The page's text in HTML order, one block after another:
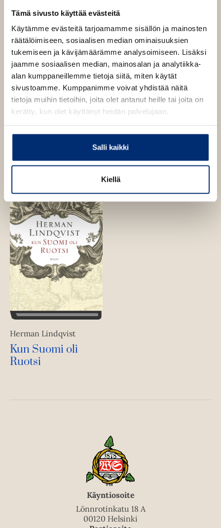
Tämä sivusto käyttää evästeitä
Käytämme evästeitä tarjoamamme sisällön ja mainosten
räätälöimiseen, sosiaalisen median ominaisuuksien
tukemiseen ja kävijämäärämme analysoimiseen. Lisäksi
jaamme sosiaalisen median, mainosalan ja analytiikka-
alan kumppaneillemme tietoja siitä, miten käytät
sivustoamme. Kumppanimme voivat yhdistää näitä
tietoja muihin tietoihin, joita olet antanut heille tai joita on
kerätty, kun olet käyttänyt heidän palvelujaan.
Salli kaikki
Kiellä
Mannerheim. Mies
Villit Vaasat
Herman Lindqvist
Kun Suomi oli
Ruotsi
Käyntiosoite
Lönnrotinkatu 18 A
00120 Helsinki